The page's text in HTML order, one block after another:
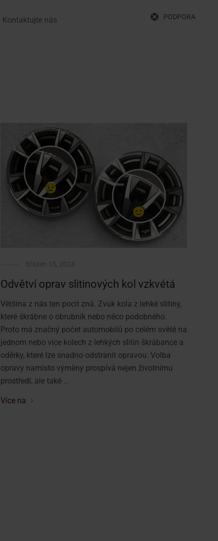
Kontaktujte nás PODPORA
Odvětví oprav slitinových kol vzkvétá
Většina z nás ten pocit zná. Zvuk kola z lehké slitiny,
které škrábne o obrubník nebo něco podobného.
Proto má značný počet automobilů po celém světě na
jednom nebo více kolech z lehkých slitin škrábance a
oděrky, které lze snadno odstranit opravou. Volba
opravy namísto výměny prospívá nejen životnímu
prostředí, ale také ...
Více na